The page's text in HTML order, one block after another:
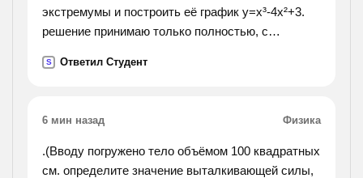
экстремумы и построить её график y=x³-4x²+3.
решение принимаю только полностью, с
S Ответил Студент
6 мин назад Физика
.(Вводу погружено тело объёмом 100 квадратных
см. определите значение выталкивающей силы,